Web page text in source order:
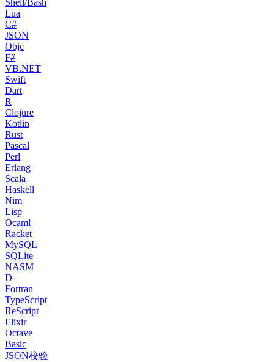
Shell/Bash
Lua
C#
JSON
Objc
F#
VB.NET
Swift
Dart
R
Clojure
Kotlin
Rust
Pascal
Perl
Erlang
Scala
Haskell
Nim
Lisp
Ocaml
Racket
MySQL
SQLite
NASM
D
Fortran
TypeScript
ReScript
Elixir
Octave
Basic
JSON校验